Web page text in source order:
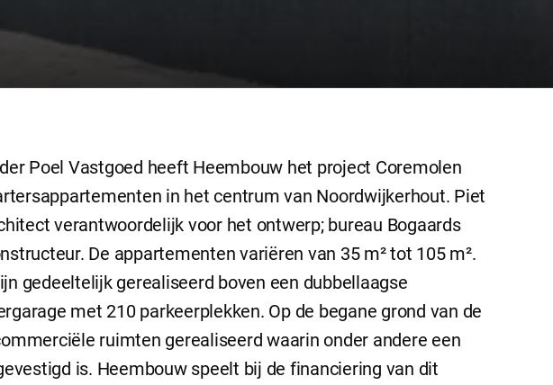
Poel Vastgoed heeft Heembouw het project Coremolen
in het centrum van Noordwijkerhout. Piet
verantwoordelijk voor het ontwerp; bureau Bogaards
De appartementen variëren van 35 m² tot 105 m².
gedeeltelijk gerealiseerd boven een dubbellaagse
met 210 parkeerplekken. Op de begane grond van de
ruimten gerealiseerd waarin onder andere een
is. Heembouw speelt bij de financiering van dit